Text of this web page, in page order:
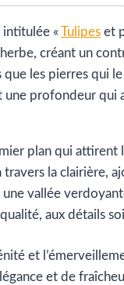
« Tulipes et
créant un
que les pierres
profondeur qui
plan qui attirent
la clairière,
vallée
aux détails
et
et de